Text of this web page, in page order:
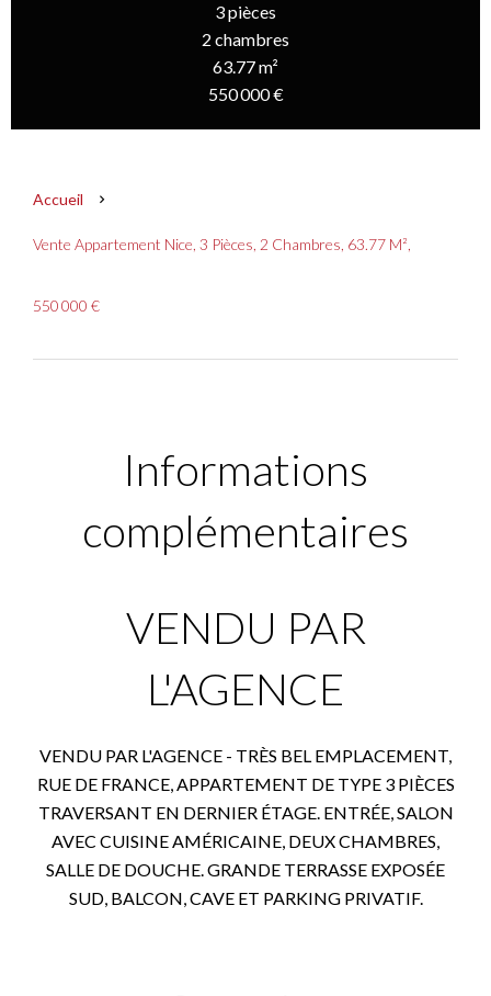
3 pièces
2 chambres
63.77 m²
550 000 €
Accueil
Vente Appartement Nice, 3 Pièces, 2 Chambres, 63.77 M²,
550 000 €
Informations
complémentaires
VENDU PAR
L'AGENCE
VENDU PAR L'AGENCE - TRÈS BEL EMPLACEMENT,
RUE DE FRANCE, APPARTEMENT DE TYPE 3 PIÈCES
TRAVERSANT EN DERNIER ÉTAGE. ENTRÉE, SALON
AVEC CUISINE AMÉRICAINE, DEUX CHAMBRES,
SALLE DE DOUCHE. GRANDE TERRASSE EXPOSÉE
SUD, BALCON, CAVE ET PARKING PRIVATIF.